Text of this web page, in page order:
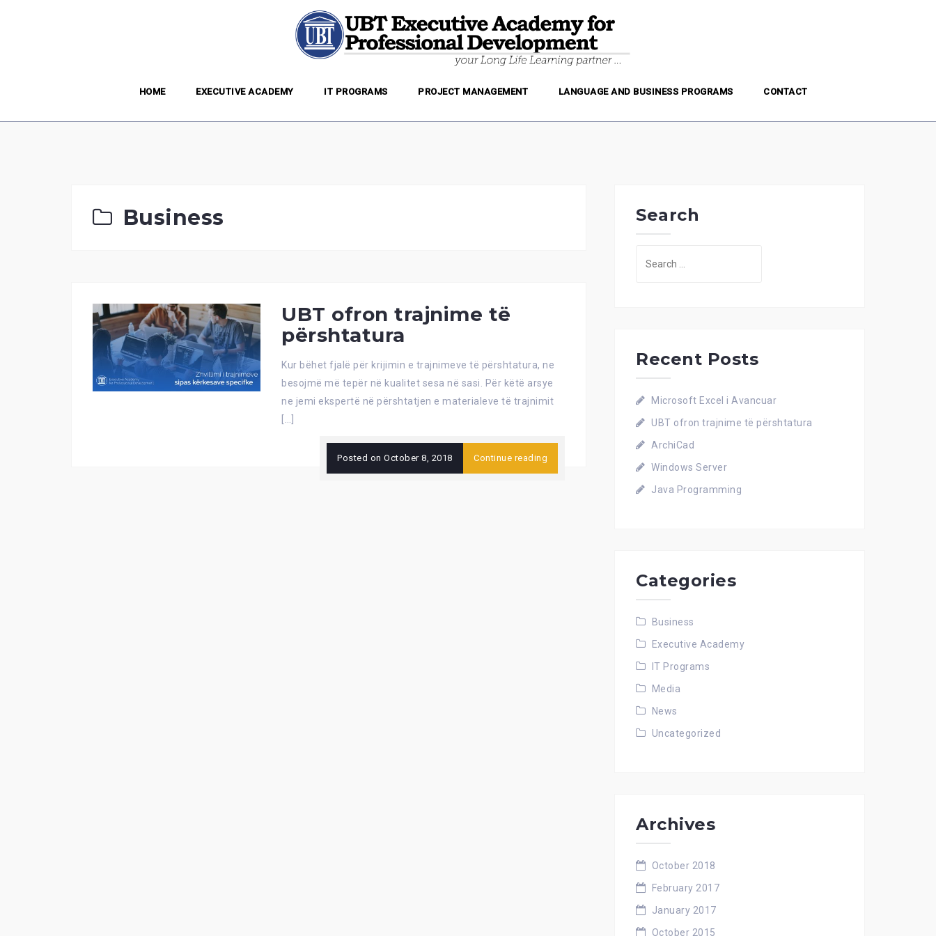
HOME EXECUTIVE ACADEMY IT PROGRAMS PROJECT MANAGEMENT LANGUAGE AND BUSINESS PROGRAMS CONTACT
Business
UBT ofron trajnime të
përshtatura
Kur bëhet fjalë për krijimin e trajnimeve të përshtatura, ne
besojmë më tepër në kualitet sesa në sasi. Për këtë arsye
ne jemi ekspertë në përshtatjen e materialeve të trajnimit
Posted on October 8, 2018 Continue reading
Search
Recent Posts
Microsoft Excel i Avancuar
UBT ofron trajnime të përshtatura
ArchiCad
Windows Server
Java Programming
Categories
Business
Executive Academy
IT Programs
Media
News
Uncategorized
Archives
October 2018
February 2017
January 2017
October 2015